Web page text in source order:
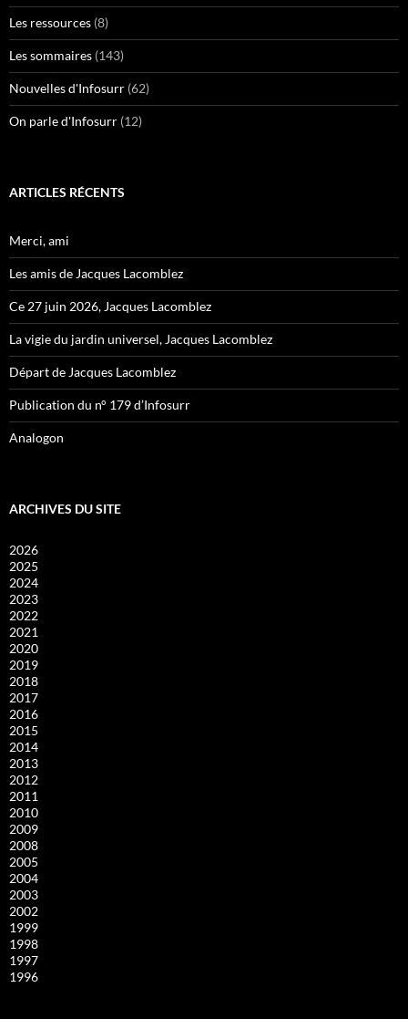
Les ressources (8)
Les sommaires (143)
Nouvelles d'Infosurr (62)
On parle d'Infosurr (12)
ARTICLES RÉCENTS
Merci, ami
Les amis de Jacques Lacomblez
Ce 27 juin 2026, Jacques Lacomblez
La vigie du jardin universel, Jacques Lacomblez
Départ de Jacques Lacomblez
Publication du n° 179 d’Infosurr
Analogon
ARCHIVES DU SITE
2026
2025
2024
2023
2022
2021
2020
2019
2018
2017
2016
2015
2014
2013
2012
2011
2010
2009
2008
2005
2004
2003
2002
1999
1998
1997
1996